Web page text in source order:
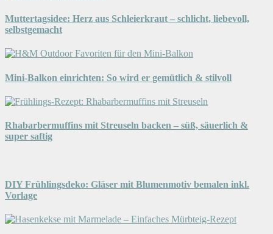
Muttertagsidee: Herz aus Schleierkraut – schlicht, liebevoll,
selbstgemacht
Mini-Balkon einrichten: So wird er gemütlich & stilvoll
Rhabarbermuffins mit Streuseln backen – süß, säuerlich &
super saftig
DIY Frühlingsdeko: Gläser mit Blumenmotiv bemalen inkl.
Vorlage